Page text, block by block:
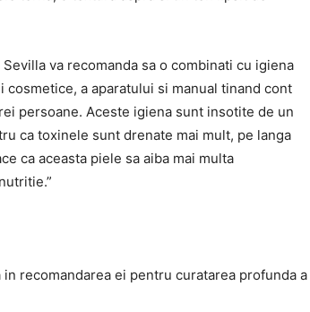
va recomanda sa o combinati cu igiena
a aparatului si manual tinand cont
persoane. Aceste igiena sunt insotite de un
ca toxinele sunt drenate mai mult, pe langa
ca aceasta piele sa aiba mai multa
recomandarea ei pentru curatarea profunda a